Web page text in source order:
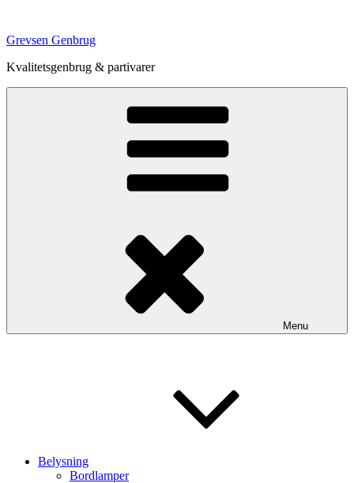
indhold
Grevsen Genbrug
Kvalitetsgenbrug & partivarer
Menu
Belysning
Bordlamper